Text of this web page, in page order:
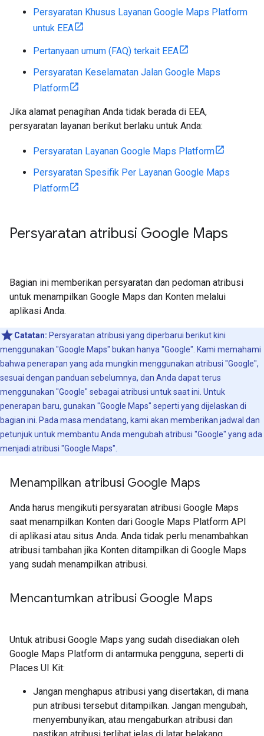
Persyaratan Khusus Layanan Google Maps Platform
untuk EEA
Pertanyaan umum (FAQ) terkait EEA
Persyaratan Keselamatan Jalan Google Maps
Platform
Jika alamat penagihan Anda tidak berada di EEA,
persyaratan layanan berikut berlaku untuk Anda:
Persyaratan Layanan Google Maps Platform
Persyaratan Spesifik Per Layanan Google Maps
Platform
Persyaratan atribusi Google Maps
Bagian ini memberikan persyaratan dan pedoman atribusi
untuk menampilkan Google Maps dan Konten melalui
aplikasi Anda.
Catatan: Persyaratan atribusi yang diperbarui berikut kini
menggunakan "Google Maps" bukan hanya "Google". Kami memahami
bahwa penerapan yang ada mungkin menggunakan atribusi "Google",
sesuai dengan panduan sebelumnya, dan Anda dapat terus
menggunakan "Google" sebagai atribusi untuk saat ini. Untuk
penerapan baru, gunakan "Google Maps" seperti yang dijelaskan di
bagian ini. Pada masa mendatang, kami akan memberikan jadwal dan
petunjuk untuk membantu Anda mengubah atribusi "Google" yang ada
menjadi atribusi "Google Maps".
Menampilkan atribusi Google Maps
Anda harus mengikuti persyaratan atribusi Google Maps
saat menampilkan Konten dari Google Maps Platform API
di aplikasi atau situs Anda. Anda tidak perlu menambahkan
atribusi tambahan jika Konten ditampilkan di Google Maps
yang sudah menampilkan atribusi.
Mencantumkan atribusi Google Maps
Untuk atribusi Google Maps yang sudah disediakan oleh
Google Maps Platform di antarmuka pengguna, seperti di
Places UI Kit:
Jangan menghapus atribusi yang disertakan, di mana
pun atribusi tersebut ditampilkan. Jangan mengubah,
menyembunyikan, atau mengaburkan atribusi dan